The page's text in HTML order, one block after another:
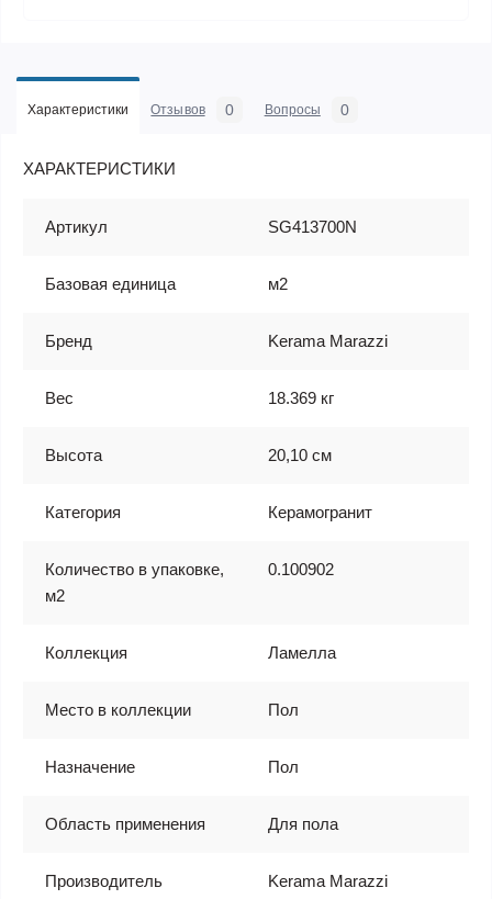
Характеристики Отзывов 0 Вопросы 0
ХАРАКТЕРИСТИКИ
Артикул SG413700N
Базовая единица м2
Бренд Kerama Marazzi
Вес 18.369 кг
Высота 20,10 см
Категория Керамогранит
Количество в упаковке,
м2
0.100902
Коллекция Ламелла
Место в коллекции Пол
Назначение Пол
Область применения Для пола
Производитель Kerama Marazzi